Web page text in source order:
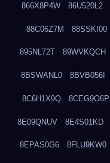
866X8P4W 86U520L2
88C06Z7M 88SSKI00
895NL72T 89WVKQCH
8BSWANL0 8BVB056I
8C6H1X9Q 8CEG9O6P
8E09QNUV 8E4S01KD
8EPAS0G6 8FLU9KW0